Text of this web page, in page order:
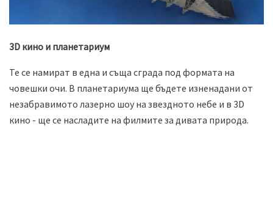
3D кино и планетариум
Те се намират в една и съща сграда под формата на
човешки очи. В планетариума ще бъдете изненадани от
незабравимото лазерно шоу на звездното небе и в 3D
кино - ще се насладите на филмите за дивата природа.